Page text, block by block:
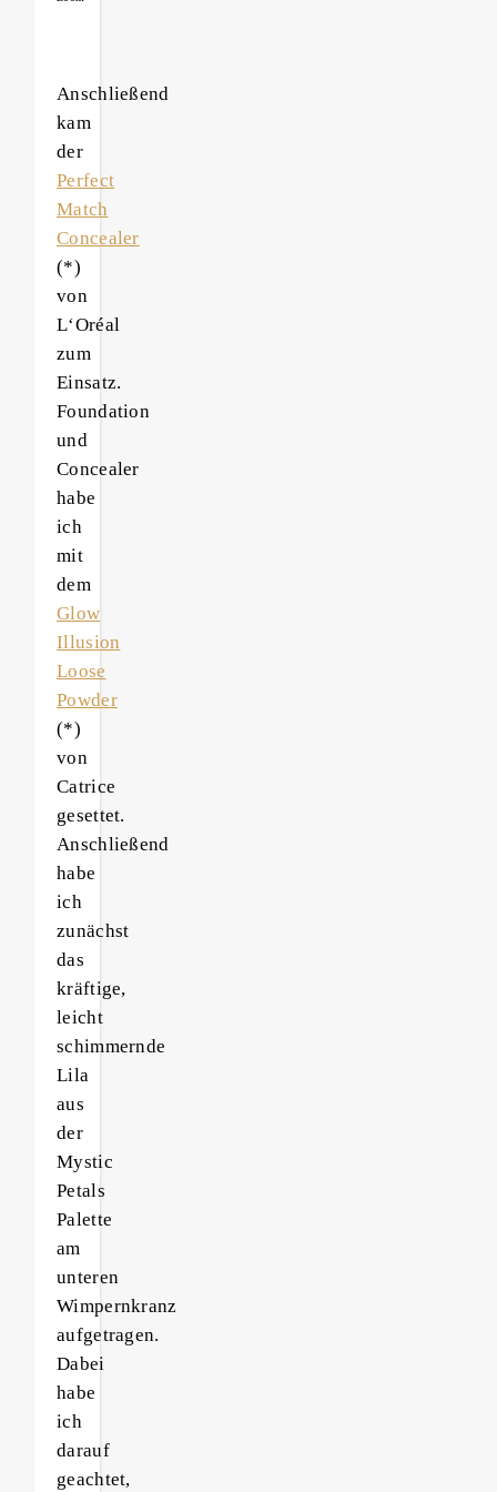
Anschließend
kam
der
Perfect
Match
Concealer
(*)
von
L‘Oréal
zum
Einsatz.
Foundation
und
Concealer
habe
ich
mit
dem
Glow
Illusion
Loose
Powder
(*)
von
Catrice
gesettet.
Anschließend
habe
ich
zunächst
das
kräftige,
leicht
schimmernde
Lila
aus
der
Mystic
Petals
Palette
am
unteren
Wimpernkranz
aufgetragen.
Dabei
habe
ich
darauf
geachtet,